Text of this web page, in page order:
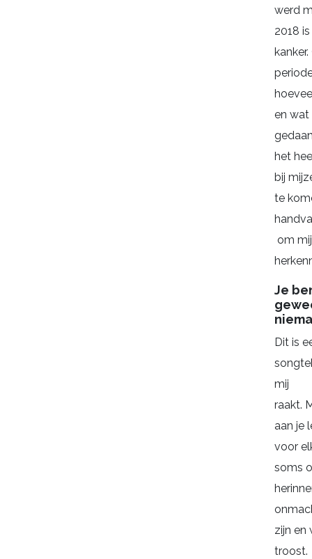
werd
2018
en
het
bij
te
om
Je
Dit is
mij
raakt.
aan je
voor
soms
zijn en
troost.